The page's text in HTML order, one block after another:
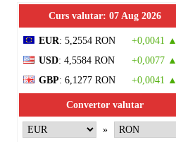
Curs valutar: 07 Aug 2026
EUR: 5,2554 RON
+0,0041 ▲
USD: 4,5584 RON
+0,0077 ▲
GBP: 6,1277 RON +0,0041 ▲
Convertor valutar
»